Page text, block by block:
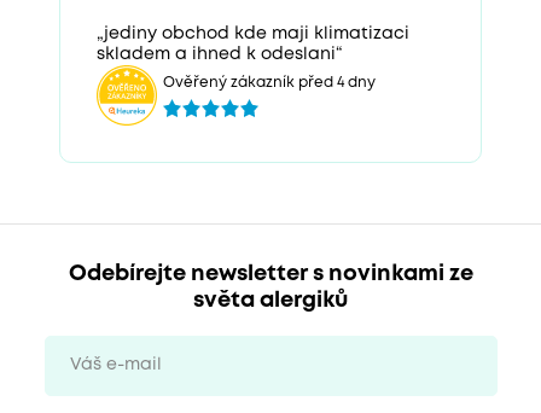
„jediny obchod kde maji klimatizaci
skladem a ihned k odeslani“
Ověřený zákazník před 4 dny
Odebírejte newsletter s novinkami ze
světa alergiků